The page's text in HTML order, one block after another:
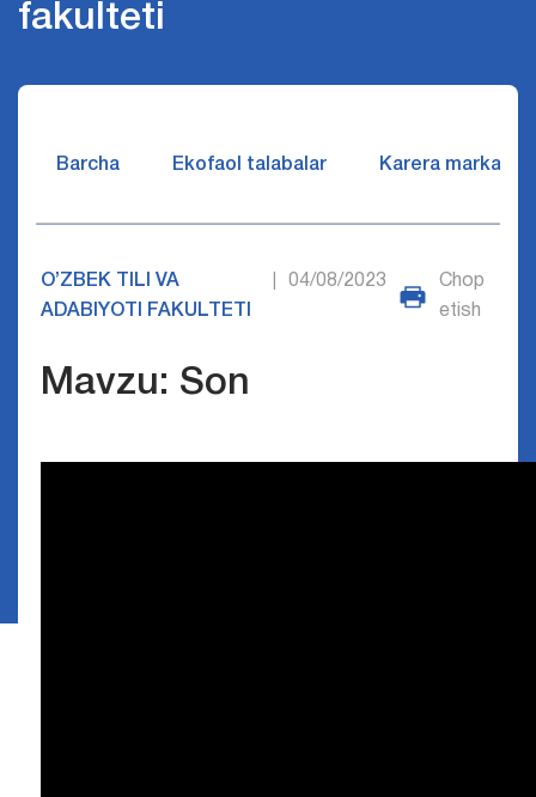
fakulteti
Barcha Ekofaol talabalar Karera markazi
O’ZBEK TILI VA
ADABIYOTI FAKULTETI
04/08/2023
Chop
etish
Mavzu: Son